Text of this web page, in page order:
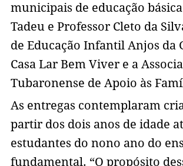
municipais de educação básica
Tadeu e Professor Cleto da
de Educação Infantil Anjos da
Casa Lar Bem Viver e a
Tubaronense de Apoio às
As entregas contemplaram
partir dos dois anos de idade
estudantes do nono ano do
fundamental. “O propósito